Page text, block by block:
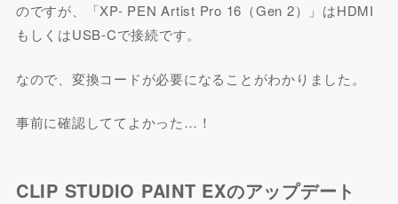
のですが、「XP- PEN Artist Pro 16（Gen 2）」はHDMI
もしくはUSB-Cで接続です。
なので、変換コードが必要になることがわかりました。
事前に確認しててよかった…！
CLIP STUDIO PAINT EXのアップデート